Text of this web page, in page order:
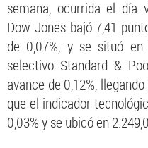
semana, ocurrida el día
Dow Jones bajó 7,41
de 0,07%, y se situó en
selectivo Standard &
avance de 0,12%,
que el indicador
0,03% y se ubicó en